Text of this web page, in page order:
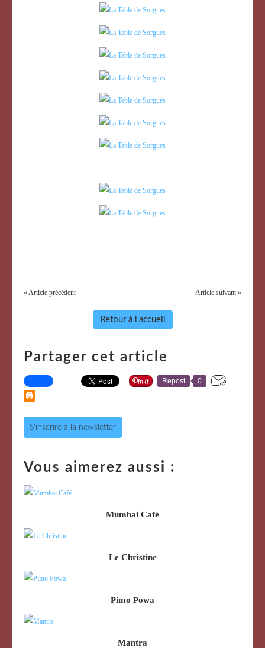
« Article précédent Article suivant »
Retour à l'accueil
Partager cet article
Repost 0
S'inscrire à la newsletter
Vous aimerez aussi :
Mumbai Café
Le Christine
Pimo Powa
Mantra